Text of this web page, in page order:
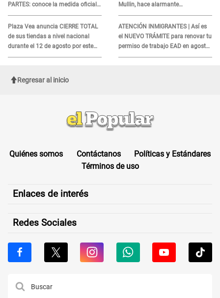
PARTES: conoce la medida oficial
del Ministerio de Economía
Plaza Vea anuncia CIERRE TOTAL
de sus tiendas a nivel nacional
durante el 12 de agosto por este
MOTIVO
Mullin, hace alarmante
declaración: "Ahora vamos por
ellos"
ATENCIÓN INMIGRANTES | Así es
el NUEVO TRÁMITE para renovar tu
permiso de trabajo EAD en agosto
del 2026
Regresar al inicio
Quiénes somos Contáctanos
Políticas y Estándares
Términos de uso
Enlaces de interés
Redes Sociales